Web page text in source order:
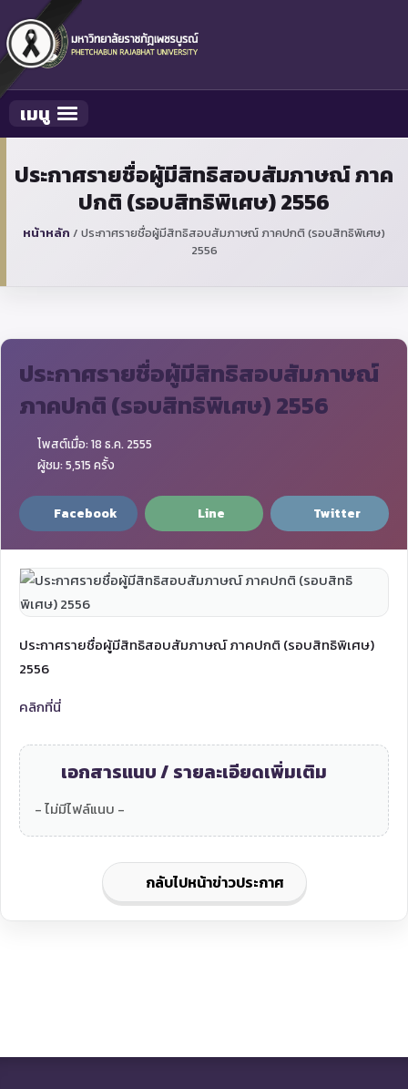
Toggle navigation
เมนู
ประกาศรายชื่อผู้มีสิทธิสอบสัมภาษณ์ ภาค
ปกติ (รอบสิทธิพิเศษ) 2556
หน้าหลัก / ประกาศรายชื่อผู้มีสิทธิสอบสัมภาษณ์ ภาคปกติ (รอบสิทธิพิเศษ)
2556
ประกาศรายชื่อผู้มีสิทธิสอบสัมภาษณ์
ภาคปกติ (รอบสิทธิพิเศษ) 2556
โพสต์เมื่อ: 18 ธ.ค. 2555
ผู้ชม: 5,515 ครั้ง
Facebook Line Twitter
ประกาศรายชื่อผู้มีสิทธิสอบสัมภาษณ์ ภาคปกติ (รอบสิทธิพิเศษ)
2556
คลิกที่นี่
เอกสารแนบ / รายละเอียดเพิ่มเติม
- ไม่มีไฟล์แนบ -
กลับไปหน้าข่าวประกาศ